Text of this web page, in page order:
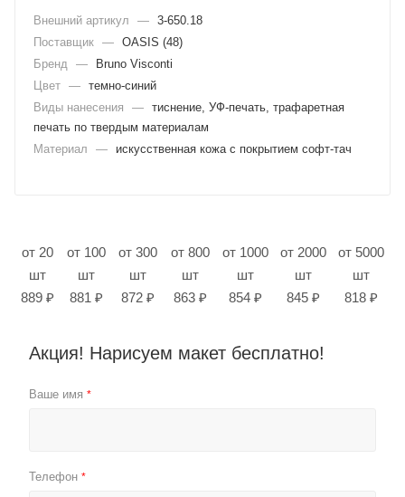
Внешний артикул — 3-650.18
Поставщик — OASIS (48)
Бренд
—
Bruno Visconti
Цвет — темно-синий
Виды нанесения
— тиснение, УФ-печать, трафаретная
печать по твердым материалам
Материал
— искусственная кожа с покрытием софт-тач
от 20
шт
889 ₽
от 100
шт
881 ₽
от 300
шт
872 ₽
от 800
шт
863 ₽
от 1000
шт
854 ₽
от 2000
шт
845 ₽
от 5000
шт
818 ₽
Акция! Нарисуем макет бесплатно!
Ваше имя *
Телефон *